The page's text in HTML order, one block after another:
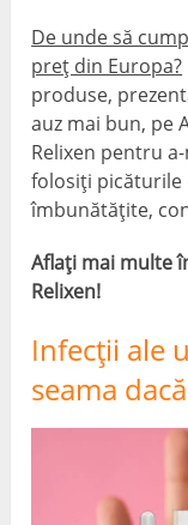
De unde să
preț din Europa?
produse,
auz mai bun, pe
Relixen pentru
folosiți
îmbunătățite,
Aflați mai multe
Relixen!
Infecții ale
seama